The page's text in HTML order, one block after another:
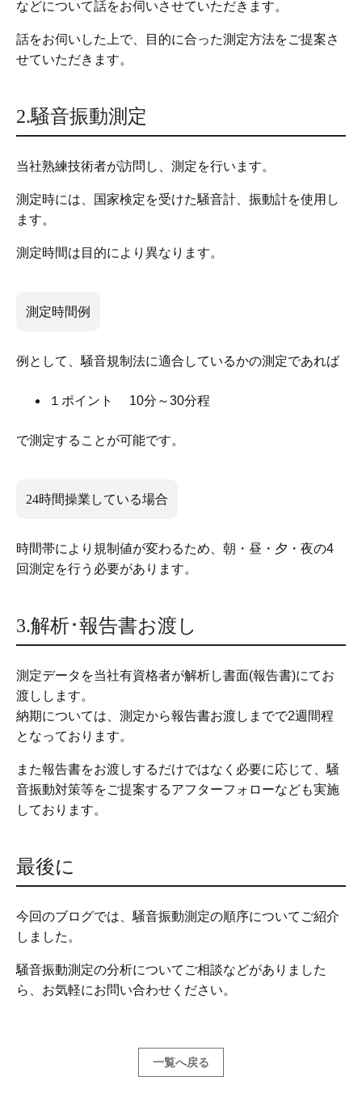
などについて話をお伺いさせていただきます。
話をお伺いした上で、目的に合った測定方法をご提案さ
せていただきます。
2.騒音振動測定
当社熟練技術者が訪問し、測定を行います。
測定時には、国家検定を受けた騒音計、振動計を使用し
ます。
測定時間は目的により異なります。
測定時間例
例として、騒音規制法に適合しているかの測定であれば
１ポイント 10分～30分程
で測定することが可能です。
24時間操業している場合
時間帯により規制値が変わるため、朝・昼・夕・夜の4
回測定を行う必要があります。
3.解析･報告書お渡し
測定データを当社有資格者が解析し書面(報告書)にてお
渡しします。
納期については、測定から報告書お渡しまでで2週間程
となっております。
また報告書をお渡しするだけではなく必要に応じて、騒
音振動対策等をご提案するアフターフォローなども実施
しております。
最後に
今回のブログでは、騒音振動測定の順序についてご紹介
しました。
騒音振動測定の分析についてご相談などがありました
ら、お気軽にお問い合わせください。
一覧へ戻る